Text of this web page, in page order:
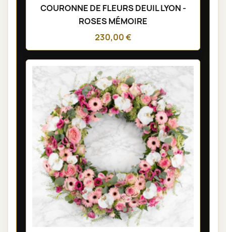
COURONNE DE FLEURS DEUIL LYON -
ROSES MÉMOIRE
230,00 €